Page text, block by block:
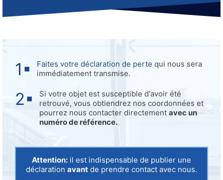
Faites votre déclaration de perte qui nous sera
immédiatement transmise.
Si votre objet est susceptible d'avoir été
retrouvé, vous obtiendrez nos coordonnées et
pourrez nous contacter directement avec un
numéro de référence.
Attention: il est indispensable de publier une
déclaration avant de prendre contact avec nous.